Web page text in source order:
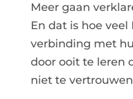
Meer gaan
En dat is hoe veel
verbinding met
door ooit te leren
niet te